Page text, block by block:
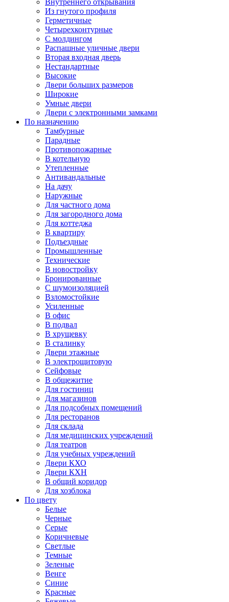
Из гнутого профиля
Герметичные
Четырехконтурные
С молдингом
Распашные уличные двери
Вторая входная дверь
Нестандартные
Высокие
Двери больших размеров
Широкие
Умные двери
Двери с электронными замками
По назначению
Тамбурные
Парадные
Противопожарные
В котельную
Утепленные
Антивандальные
На дачу
Наружные
Для частного дома
Для загородного дома
Для коттеджа
В квартиру
Подъездные
Промышленные
Технические
В новостройку
Бронированные
С шумоизоляцией
Взломостойкие
Усиленные
В офис
В подвал
В хрущевку
В сталинку
Двери этажные
В электрощитовую
Сейфовые
В общежитие
Для гостиниц
Для магазинов
Для подсобных помещений
Для ресторанов
Для склада
Для медицинских учреждений
Для театров
Для учебных учреждений
Двери КХО
Двери КХН
В общий коридор
Для хозблока
По цвету
Белые
Черные
Серые
Коричневые
Светлые
Темные
Зеленые
Венге
Синие
Красные